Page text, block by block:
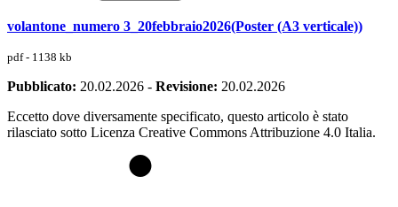
volantone_numero 3_20febbraio2026(Poster (A3 verticale))
pdf - 1138 kb
Pubblicato: 20.02.2026 - Revisione: 20.02.2026
Eccetto dove diversamente specificato, questo articolo è stato
rilasciato sotto Licenza Creative Commons Attribuzione 4.0 Italia.